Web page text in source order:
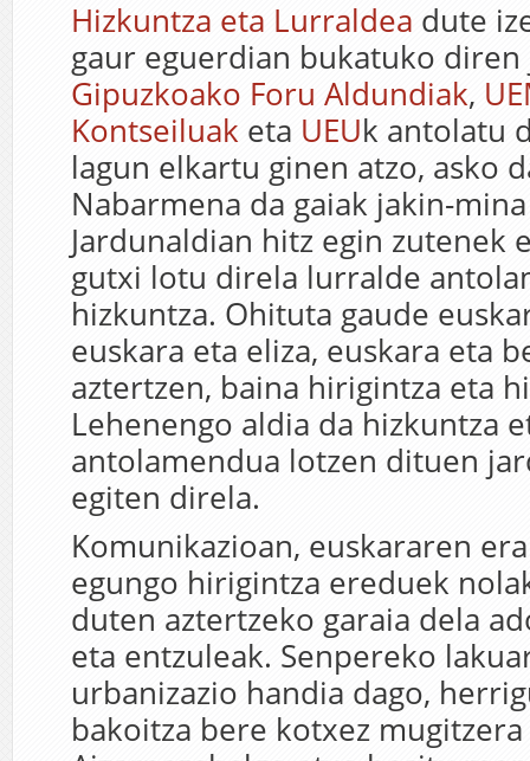
Hizkuntza eta Lurraldea dute
gaur eguerdian bukatuko
Gipuzkoako Foru Aldundiak,
Kontseiluak eta UEUk antolatu
lagun elkartu ginen atzo, asko
Nabarmena da gaiak jakin-
Jardunaldian hitz egin zutenek
gutxi lotu direla lurralde
hizkuntza. Ohituta gaude
euskara eta eliza, euskara eta
aztertzen, baina hirigintza eta
Lehenengo aldia da hizkuntza
antolamendua lotzen dituen
egiten direla.
Komunikazioan, euskararen
egungo hirigintza ereduek
duten aztertzeko garaia dela
eta entzuleak. Senpereko
urbanizazio handia dago,
bakoitza bere kotxez